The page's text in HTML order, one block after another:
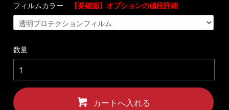
フィルムカラー
【要確認】オプションの値段詳細
数量
カートへ入れる